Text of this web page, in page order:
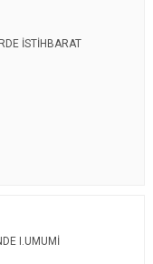
İSTİHBARAT
I.UMUMİ